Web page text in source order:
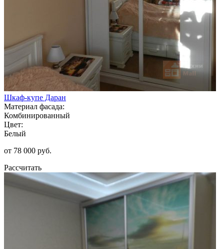
Шкаф-купе Даран
Материал фасада:
Комбинированный
Цвет:
Белый
от 78 000 руб.
Рассчитать